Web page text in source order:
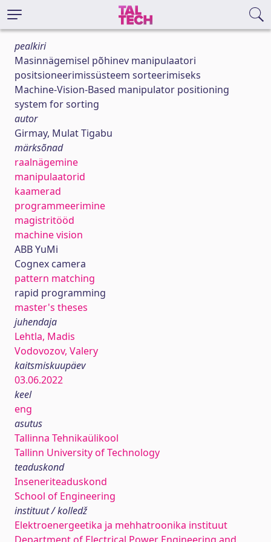
pealkiri
Masinnägemisel põhinev manipulaatori
positsioneerimissüsteem sorteerimiseks
Machine-Vision-Based manipulator positioning
system for sorting
autor
Girmay, Mulat Tigabu
märksõnad
raalnägemine
manipulaatorid
kaamerad
programmeerimine
magistritööd
machine vision
ABB YuMi
Cognex camera
pattern matching
rapid programming
master's theses
juhendaja
Lehtla, Madis
Vodovozov, Valery
kaitsmiskuupäev
03.06.2022
keel
eng
asutus
Tallinna Tehnikaülikool
Tallinn University of Technology
teaduskond
Inseneriteaduskond
School of Engineering
instituut / kolledž
Elektroenergeetika ja mehhatroonika instituut